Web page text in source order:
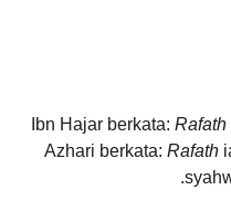
Rafath
Azhari berkata: Rafath